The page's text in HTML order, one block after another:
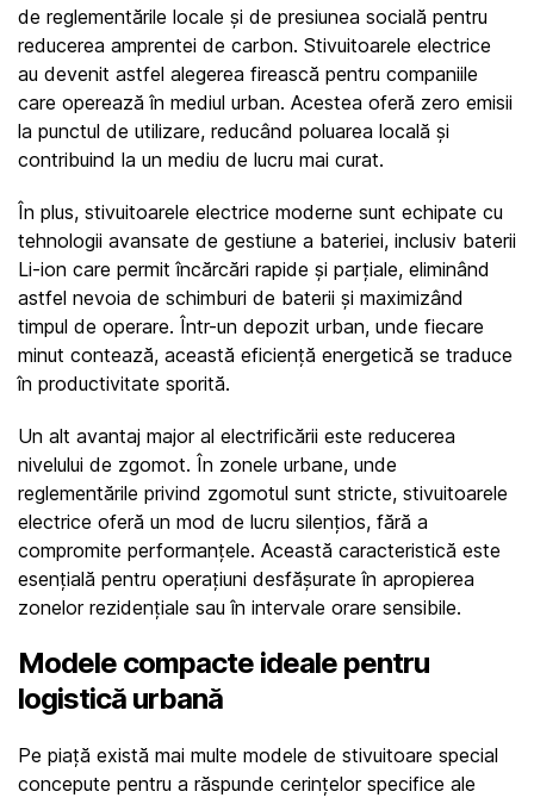
de reglementările locale și de presiunea socială pentru
reducerea amprentei de carbon. Stivuitoarele electrice
au devenit astfel alegerea firească pentru companiile
care operează în mediul urban. Acestea oferă zero emisii
la punctul de utilizare, reducând poluarea locală și
contribuind la un mediu de lucru mai curat.
În plus, stivuitoarele electrice moderne sunt echipate cu
tehnologii avansate de gestiune a bateriei, inclusiv baterii
Li-ion care permit încărcări rapide și parțiale, eliminând
astfel nevoia de schimburi de baterii și maximizând
timpul de operare. Într-un depozit urban, unde fiecare
minut contează, această eficiență energetică se traduce
în productivitate sporită.
Un alt avantaj major al electrificării este reducerea
nivelului de zgomot. În zonele urbane, unde
reglementările privind zgomotul sunt stricte, stivuitoarele
electrice oferă un mod de lucru silențios, fără a
compromite performanțele. Această caracteristică este
esențială pentru operațiuni desfășurate în apropierea
zonelor rezidențiale sau în intervale orare sensibile.
Modele compacte ideale pentru
logistică urbană
Pe piață există mai multe modele de stivuitoare special
concepute pentru a răspunde cerințelor specifice ale